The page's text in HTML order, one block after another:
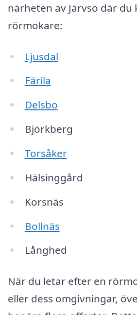
närheten av Järvsö där du
rörmokare:
Ljusdal
Färila
Delsbo
Björkberg
Torsåker
Hälsinggård
Korsnäs
Bollnäs
Långhed
När du letar efter en
eller dess omgivningar,